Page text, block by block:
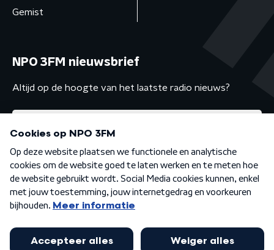
Gemist
NPO 3FM nieuwsbrief
Altijd op de hoogte van het laatste radio nieuws?
Algemene voorwaarden Privacybeleid